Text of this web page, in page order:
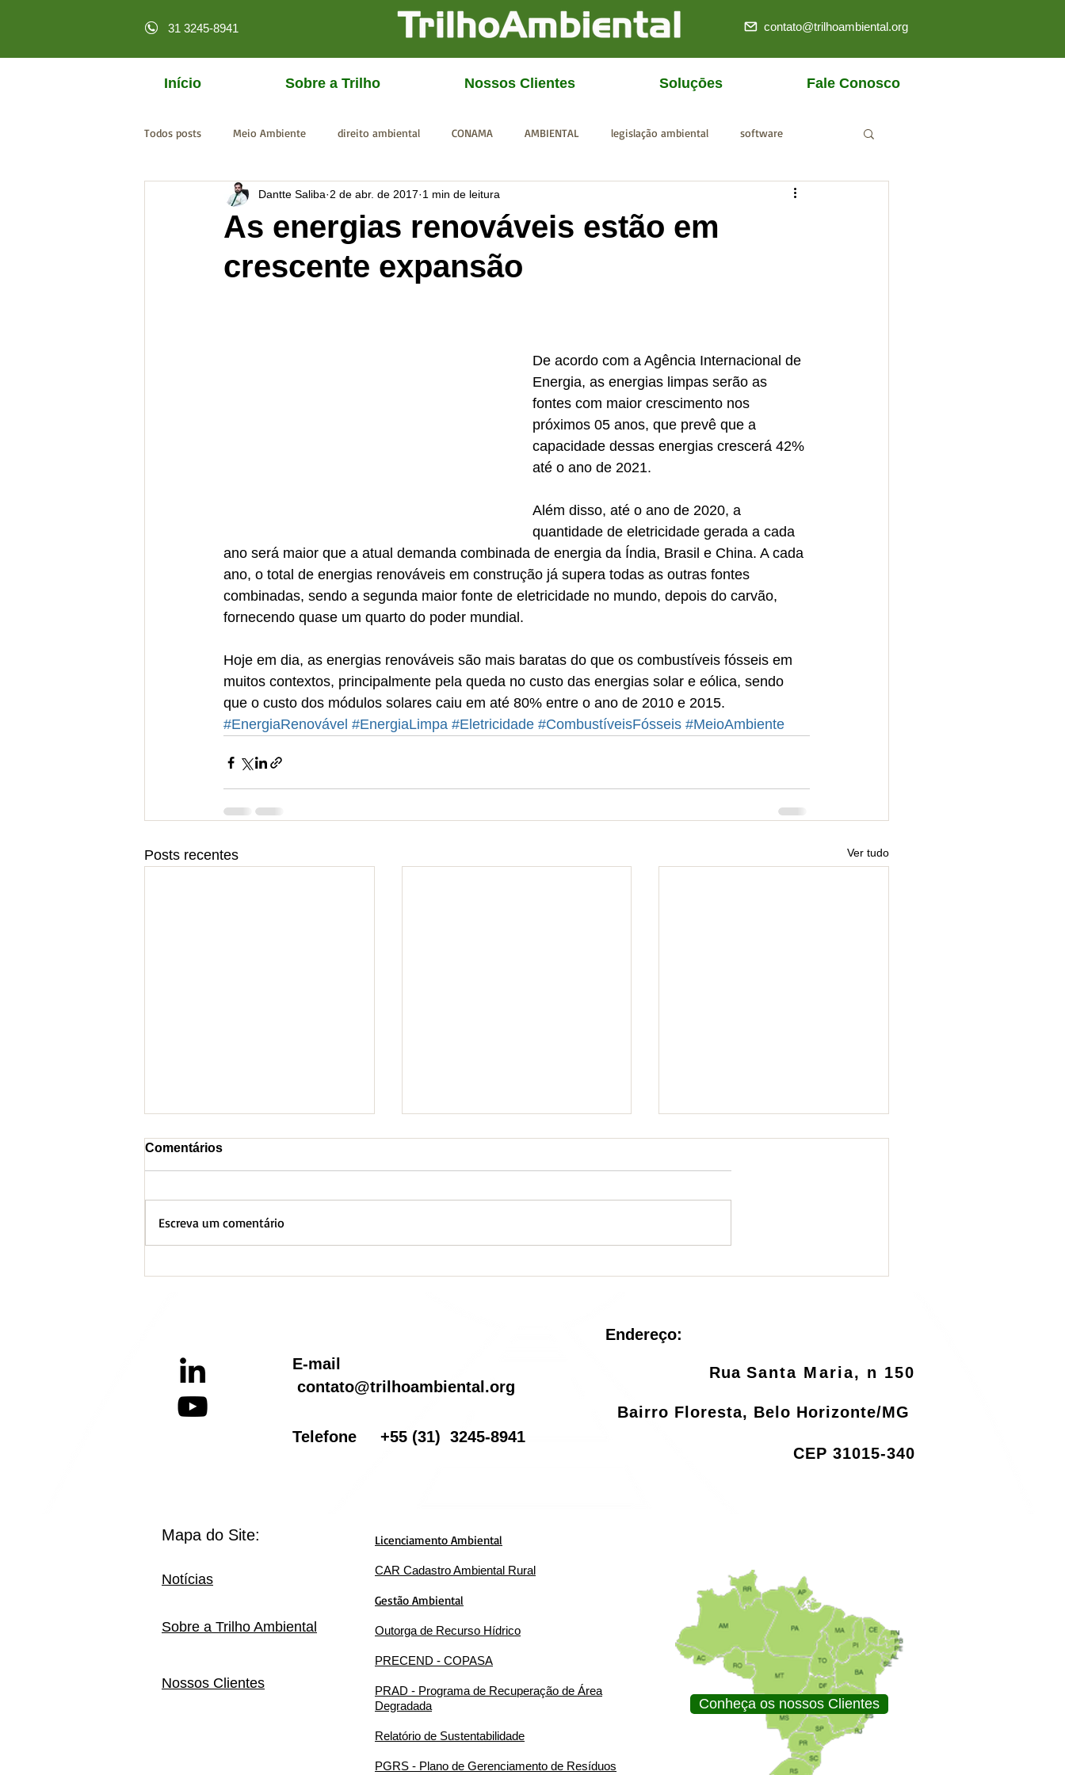
31 3245-8941 contato@trilhoambiental.org
Início Sobre a Trilho Nossos Clientes Soluçōes Fale Conosco
Todos posts Meio Ambiente direito ambiental CONAMA AMBIENTAL legislação ambiental software
licenciamento online MPF CGU IBAMA SISEMA
As energias renováveis estão em
crescente expansão
Dantte Saliba 2 de abr. de 2017 1 min de leitura
De acordo com a Agência Internacional de
Energia, as energias limpas serão as
fontes com maior crescimento nos
próximos 05 anos, que prevê que a
capacidade dessas energias crescerá 42%
até o ano de 2021.
Além disso, até o ano de 2020, a
quantidade de eletricidade gerada a cada
ano será maior que a atual demanda combinada de energia da Índia, Brasil e China. A cada
ano, o total de energias renováveis em construção já supera todas as outras fontes
combinadas, sendo a segunda maior fonte de eletricidade no mundo, depois do carvão,
fornecendo quase um quarto do poder mundial.
Hoje em dia, as energias renováveis são mais baratas do que os combustíveis fósseis em
muitos contextos, principalmente pela queda no custo das energias solar e eólica, sendo
que o custo dos módulos solares caiu em até 80% entre o ano de 2010 e 2015.
#EnergiaRenovável #EnergiaLimpa #Eletricidade #CombustíveisFósseis #MeioAmbiente
Posts recentes Ver tudo
Comentários
Escreva um comentário
E-mail
contato@trilhoambiental.org
Telefone +55 (31) 3245-8941
Endereço:
RuaSanta Maria, n 150
Bairro Floresta, Belo Horizonte/MG
CEP 31015-340
Sobre a Trilho Ambiental
Notícias
Nossos Clientes
Mapa do Site: Licenciamento Ambiental
CAR Cadastro Ambiental Rural
Gestão Ambiental
Outorga de Recurso Hídrico
PRECEND - COPASA
PRAD - Programa de Recuperação de Área
Degradada
Relatório de Sustentabilidade
PGRS - Plano de Gerenciamento de Resíduos
Conheça os nossos Clientes